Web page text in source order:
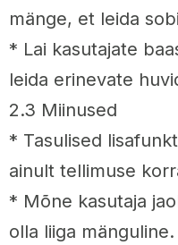
mänge, et leida
* Lai kasutajate
leida erinevate
2.3 Miinused
* Tasulised
ainult tellimuse
* Mõne kasutaja
olla liiga mänguline.